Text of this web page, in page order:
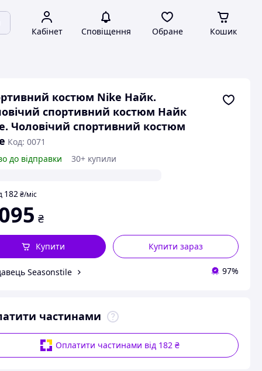
Кабінет Сповіщення Обране Кошик
костюм Nike Найк.
спортивний костюм Найк
Чоловічий спортивний костюм
Код: 0071
до відправки
30+ купили
182 ₴/міс
₴
Купити зараз
Купити
Seasonstile 97%
частинами
Оплатити частинами від 182 ₴